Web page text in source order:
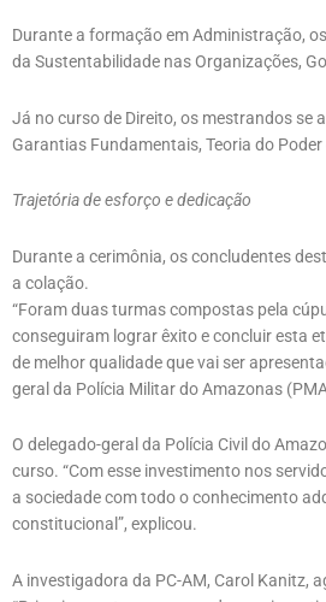
Durante a formação em Administração,
da Sustentabilidade nas Organizações,
Já no curso de Direito, os mestrandos se
Garantias Fundamentais, Teoria do
Trajetória de esforço e dedicação
Durante a cerimônia, os concludentes
a colação.
“Foram duas turmas compostas pela
conseguiram lograr êxito e concluir esta
de melhor qualidade que vai ser
geral da Polícia Militar do Amazonas
O delegado-geral da Polícia Civil do
curso. “Com esse investimento nos
a sociedade com todo o conhecimento
constitucional”, explicou.
A investigadora da PC-AM, Carol Kanitz,